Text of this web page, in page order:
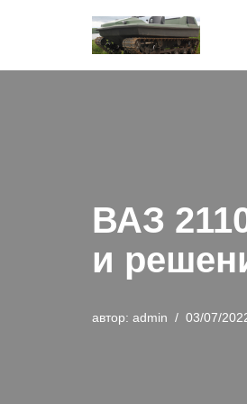
к
ВАЗ
и
автор: admin 03/07/